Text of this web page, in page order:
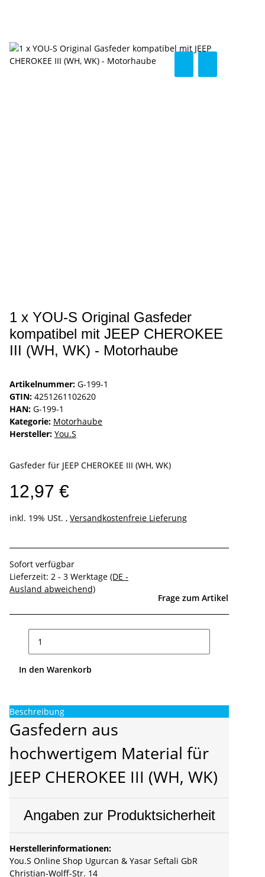
1 x YOU-S Original Gasfeder
kompatibel mit JEEP CHEROKEE
III (WH, WK) - Motorhaube
Artikelnummer: G-199-1
GTIN: 4251261102620
HAN: G-199-1
Kategorie: Motorhaube
Hersteller: You.S
Gasfeder für JEEP CHEROKEE III (WH, WK)
12,97 €
inkl. 19% USt. , Versandkostenfreie Lieferung
Sofort verfügbar
Lieferzeit: 2 - 3 Werktage (DE -
Ausland abweichend)
Frage zum Artikel
In den Warenkorb
Beschreibung
Gasfedern aus
hochwertigem Material für
JEEP CHEROKEE III (WH, WK)
Angaben zur Produktsicherheit
Herstellerinformationen:
You.S Online Shop Ugurcan & Yasar Seftali GbR
Christian-Wolff-Str. 14